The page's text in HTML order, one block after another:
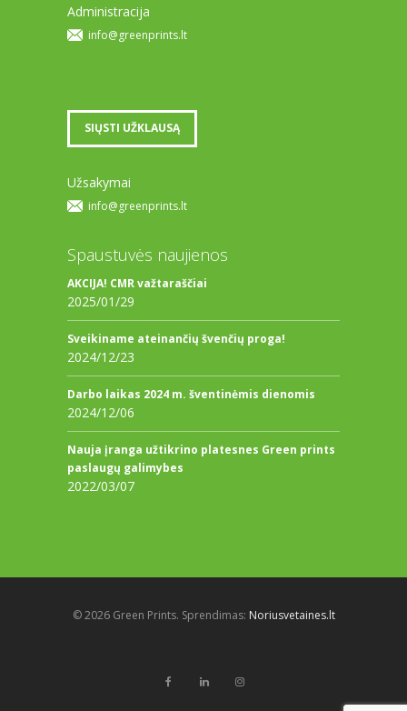
Administracija
info@greenprints.lt
SIŲSTI UŽKLAUSĄ
Užsakymai
info@greenprints.lt
Spaustuvės naujienos
AKCIJA! CMR važtaraščiai
2025/01/29
Sveikiname ateinančių švenčių proga!
2024/12/23
Darbo laikas 2024 m. šventinėmis dienomis
2024/12/06
Nauja įranga užtikrino platesnes Green prints
paslaugų galimybes
2022/03/07
© 2026 Green Prints. Sprendimas: Noriusvetaines.lt